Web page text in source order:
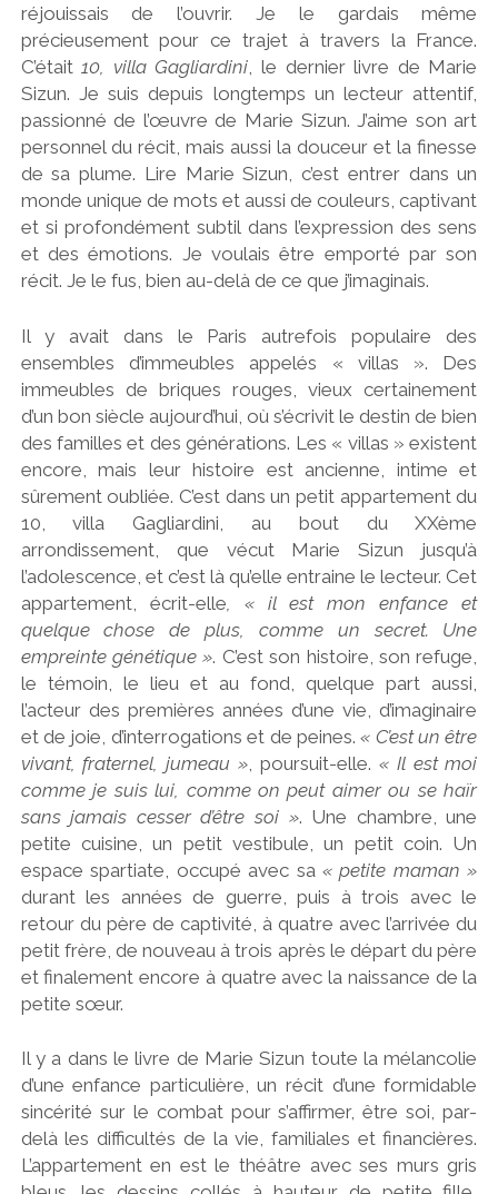
réjouissais de l’ouvrir. Je le gardais même
précieusement pour ce trajet à travers la France.
C’était10, villa Gagliardini, le dernier livre de Marie
Sizun. Je suis depuis longtemps un lecteur attentif,
passionné de l’œuvre de Marie Sizun. J’aime son art
personnel du récit, mais aussi la douceur et la finesse
de sa plume. Lire Marie Sizun, c’est entrer dans un
monde unique de mots et aussi de couleurs, captivant
et si profondément subtil dans l’expression des sens
et des émotions. Je voulais être emporté par son
récit. Je le fus, bien au-delà de ce que j’imaginais.
Il y avait dans le Paris autrefois populaire des
ensembles d’immeubles appelés « villas ». Des
immeubles de briques rouges, vieux certainement
d’un bon siècle aujourd’hui, où s’écrivit le destin de bien
des familles et des générations. Les « villas » existent
encore, mais leur histoire est ancienne, intime et
sûrement oubliée. C’est dans un petit appartement du
10, villa Gagliardini, au bout du XXème
arrondissement, que vécut Marie Sizun jusqu’à
l’adolescence, et c’est là qu’elle entraine le lecteur. Cet
appartement, écrit-elle , « il est mon enfance et
quelque chose de plus, comme un secret. Une
empreinte génétique ». C’est son histoire, son refuge,
le témoin, le lieu et au fond, quelque part aussi,
l’acteur des premières années d’une vie, d’imaginaire
et de joie, d’interrogations et de peines.« C’est un être
vivant, fraternel, jumeau » , poursuit-elle. « Il est moi
comme je suis lui, comme on peut aimer ou se haïr
sans jamais cesser d’être soi ». Une chambre, une
petite cuisine, un petit vestibule, un petit coin. Un
espace spartiate, occupé avec sa « petite maman »
durant les années de guerre, puis à trois avec le
retour du père de captivité, à quatre avec l’arrivée du
petit frère, de nouveau à trois après le départ du père
et finalement encore à quatre avec la naissance de la
petite sœur.
Il y a dans le livre de Marie Sizun toute la mélancolie
d’une enfance particulière, un récit d’une formidable
sincérité sur le combat pour s’affirmer, être soi, par-
delà les difficultés de la vie, familiales et financières.
L’appartement en est le théâtre avec ses murs gris